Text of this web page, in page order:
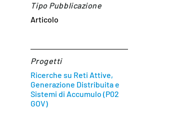
Tipo Pubblicazione
Articolo
Progetti
Ricerche su Reti Attive,
Generazione Distribuita e
Sistemi di Accumulo (P02
GOV)